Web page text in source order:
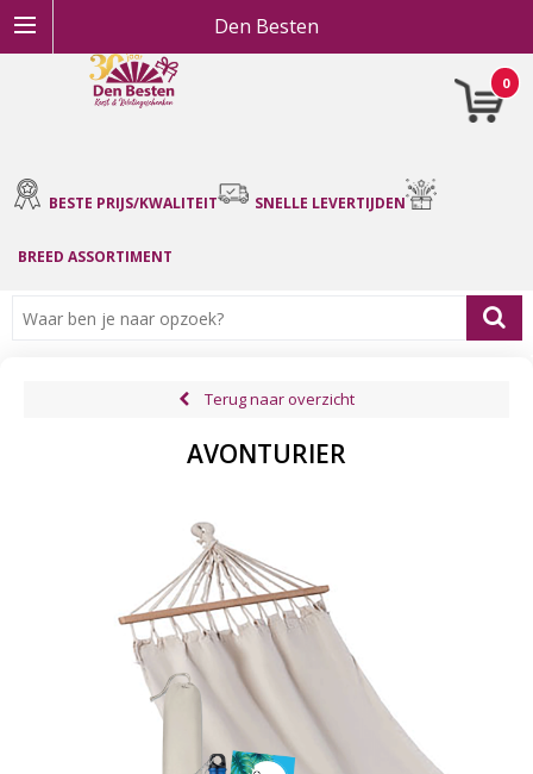
Den Besten
0
BESTE PRIJS/KWALITEIT SNELLE LEVERTIJDEN
BREED ASSORTIMENT
Terug naar overzicht
AVONTURIER